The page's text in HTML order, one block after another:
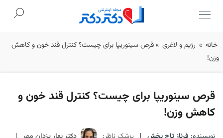
Skip
خانه » رژیم و لاغری »قرص سینوریپا برای چیست؟ کنترل قند خون و کاهش
وزن!
قرص سینوریپا برای چیست؟ کنترل قند خون و
کاهش وزن!